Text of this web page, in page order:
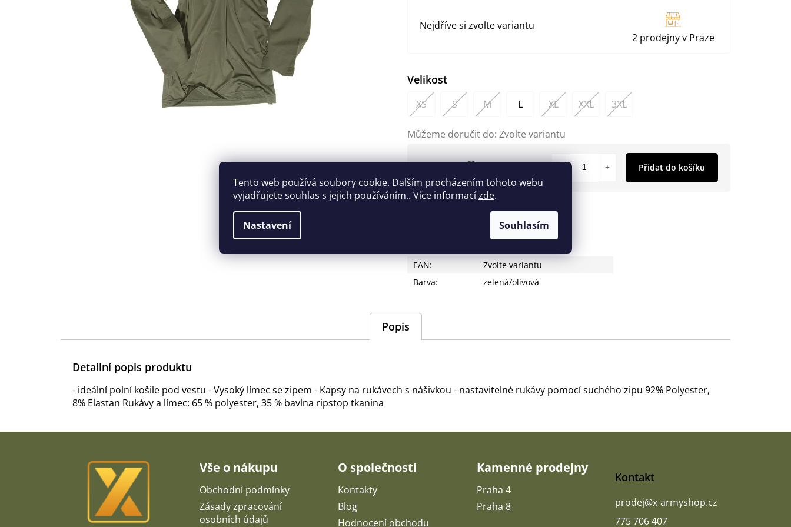
Tento web používá soubory cookie. Dalším procházením tohoto webu
vyjadřujete souhlas s jejich používáním.. Více informacízde.
Nastavení Souhlasím
Velikost
XS S M L XL XXL 3XL
Můžeme doručit do: Zvolte variantu
Doplňkové parametry
EAN:
Zvolte variantu
Barva: zelená/olivová
695 Kč
Měrná
cena:
Přidat do košíku
Nejdříve si zvolte variantu
2 prodejny v Praze
Popis
Detailní popis produktu
- ideální polní košile pod vestu - Vysoký límec se zipem - Kapsy na rukávech s nášivkou - nastavitelné rukávy pomocí suchého zipu 92% Polyester,
8% Elastan Rukávy a límec: 65 % polyester, 35 % bavlna ripstop tkanina
Z
Vše o nákupu
Obchodní podmínky
Zásady zpracování
osobních údajů
O společnosti
Kontakty
Blog
Hodnocení obchodu
Kamenné prodejny
Praha 4
Praha 8
Kontakt
prodej@x-armyshop.cz
775 706 407